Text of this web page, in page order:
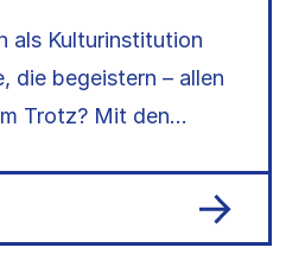
als Kulturinstitution
die begeistern – allen
Trotz? Mit den